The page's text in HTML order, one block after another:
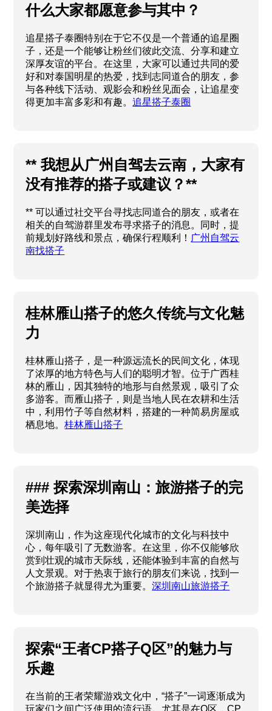
什么大家都愿意参与其中？
追星搭子泰圈特别在于它不仅是一个普通的追星圈
子，还是一个能够让粉丝们彼此交流、分享和建立
深厚友谊的平台。在这里，大家可以通过共同的爱
好和对泰国明星的热爱，找到志同道合的朋友，参
与各种线下活动、观影会和粉丝见面会，让追星变
得更加丰富多彩和有趣。追星搭子泰圈
** 我想从广州自驾去云南，大家有
没有推荐的搭子或建议？**
** 可以通过社交平台寻找志同道合的朋友，或者在
相关的自驾游群里发布寻求搭子的消息。同时，提
前规划好路线和景点，确保行程顺利！ 广州自驾云
南找搭子
桂林雁山搭子的悠久传统与文化魅
力
桂林雁山搭子，是一种源远流长的民间文化，体现
了浓厚的地方特色与人们的聪明才智。位于广西桂
林的雁山，因其独特的地形与自然景观，吸引了众
多游客。而雁山搭子，则是当地人民在农耕和生活
中，利用竹子等自然材料，搭建的一种简易房屋或
栖息地。桂林雁山搭子
### 探索深圳南山：旅游搭子的完
美选择
深圳南山，作为这座现代化城市的文化与科技中
心，每年吸引了无数游客。在这里，你不仅能够欣
赏到壮观的城市天际线，还能体验到丰富的自然与
人文景观。对于热衷于旅行的朋友们来说，找到一
个旅游搭子就显得尤为重要。深圳南山旅游搭子
探索“王者CP搭子Q区”的魅力与
乐趣
在当前的王者荣耀游戏文化中，“搭子”一词逐渐成为
玩家们之间广泛使用的流行语。尤其是在Q区，CP